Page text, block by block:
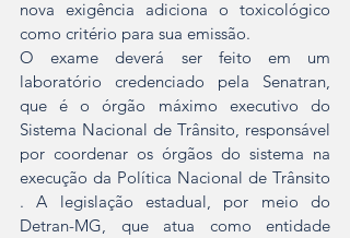
nova exigência adiciona o toxicológico
como critério para sua emissão.
O exame deverá ser feito em um
laboratório credenciado pela Senatran,
que é o órgão máximo executivo do
Sistema Nacional de Trânsito, responsável
por coordenar os órgãos do sistema na
execução da Política Nacional de Trânsito
. A legislação estadual, por meio do
Detran-MG, que atua como entidade